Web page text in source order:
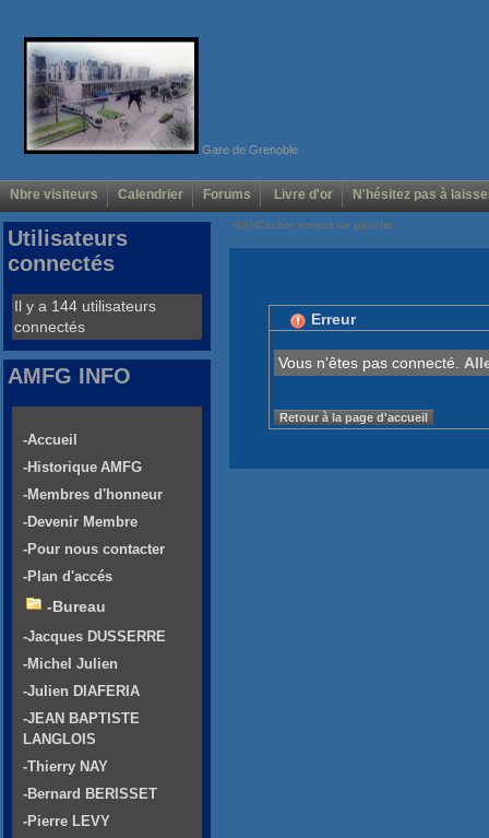
Gare de Grenoble
Nbre visiteurs Calendrier Forums Livre d'or N'hésitez pas à
Voir/Cacher menus de gauche
Erreur
Vous n'êtes pas connecté.
Retour à la page d'accueil
Utilisateurs
connectés
Il y a 144 utilisateurs
connectés
AMFG INFO
-Accueil
-Historique AMFG
-Membres d'honneur
-Devenir Membre
-Pour nous contacter
-Plan d'accés
-Bureau
-Jacques DUSSERRE
-Michel Julien
-Julien DIAFERIA
-JEAN BAPTISTE
LANGLOIS
-Thierry NAY
-Bernard BERISSET
-Pierre LEVY